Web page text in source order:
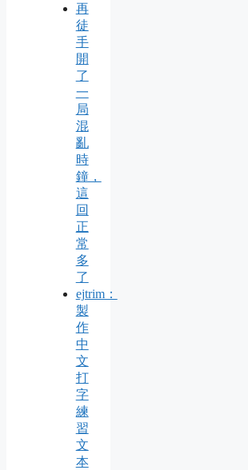
再
徒
手
開
了
一
局
混
亂
時
鐘，
這
回
正
常
多
了
ejtrim：
製
作
中
文
打
字
練
習
文
本